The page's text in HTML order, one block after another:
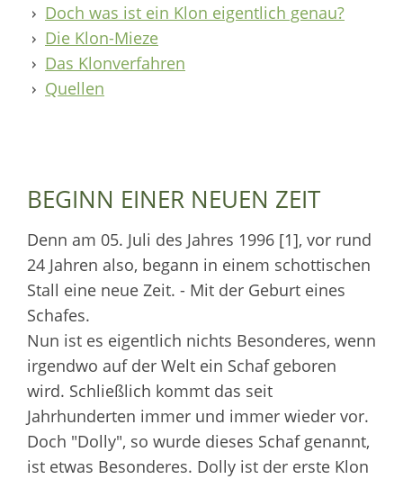
Doch was ist ein Klon eigentlich genau?
Die Klon-Mieze
Das Klonverfahren
Quellen
BEGINN EINER NEUEN ZEIT
Denn am 05. Juli des Jahres 1996 [1], vor rund
24 Jahren also, begann in einem schottischen
Stall eine neue Zeit. - Mit der Geburt eines
Schafes.
Nun ist es eigentlich nichts Besonderes, wenn
irgendwo auf der Welt ein Schaf geboren
wird. Schließlich kommt das seit
Jahrhunderten immer und immer wieder vor.
Doch "Dolly", so wurde dieses Schaf genannt,
ist etwas Besonderes. Dolly ist der erste Klon